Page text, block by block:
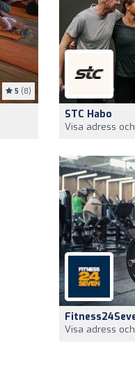
5 (8)
STC Habo
Visa adress
Visa adress